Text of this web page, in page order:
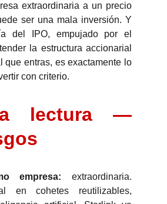
extraordinaria a un precio
ser una mala inversión. Y
del IPO, empujado por el
la estructura accionarial
que entras, es exactamente lo
con criterio.
lectura —
empresa: extraordinaria.
en cohetes reutilizables,